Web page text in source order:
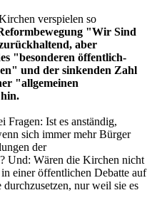
verspielen so
"Wir Sind
aber
"besonderen öffentlich-
und der sinkenden Zahl
"allgemeinen
Fragen: Ist es anständig,
sich immer mehr Bürger
der
Und: Wären die Kirchen nicht
einer öffentlichen Debatte auf
nur weil sie es